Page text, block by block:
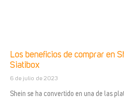
Los beneficios de comprar en
Siatibox
6 de julio de 2023
Shein se ha convertido en una de las